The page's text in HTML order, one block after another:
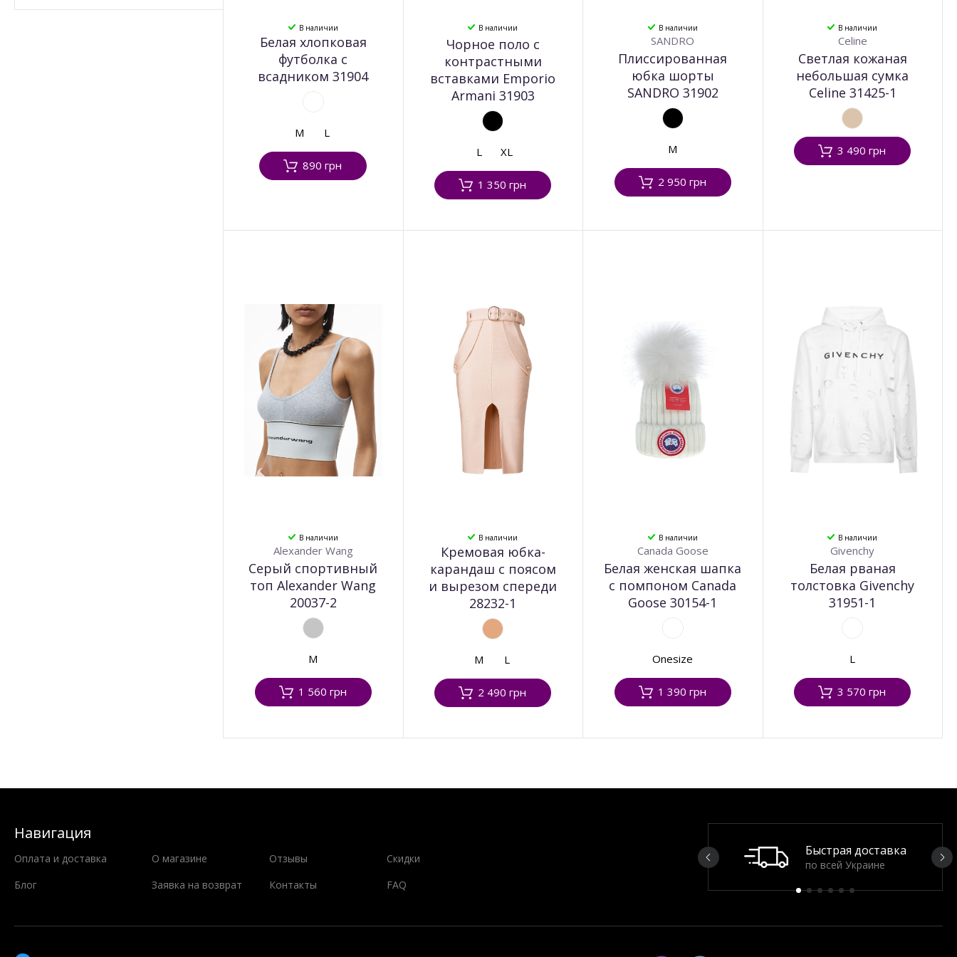
В наличии
Белая хлопковая
футболка с
всадником 31904
M L
890 грн
В наличии
Чорное поло с
контрастными
вставками Emporio
Armani 31903
L XL
1 350 грн
В наличии
SANDRO
Плиссированная
юбка шорты
SANDRO 31902
M
2 950 грн
В наличии
Celine
Светлая кожаная
небольшая сумка
Celine 31425-1
3 490 грн
В наличии
Alexander Wang
Серый спортивный
топ Alexander Wang
20037-2
M
1 560 грн
В наличии
Кремовая юбка-
карандаш с поясом
и вырезом спереди
28232-1
M L
2 490 грн
В наличии
Canada Goose
Белая женская шапка
с помпоном Canada
Goose 30154-1
Onesize
1 390 грн
В наличии
Givenchy
Белая рваная
толстовка Givenchy
31951-1
L
3 570 грн
Навигация
Оплата и доставка О магазине Отзывы
Скидки
Блог
Заявка на возврат Контакты FAQ
Быстрая доставка
по всей Украине